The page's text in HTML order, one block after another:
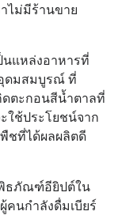
ไม่มีร้านขาย
นแหล่งอาหารที่
ดมสมบูรณ์ ที่
ตะกอนสีน้ำตาลที่
ใช้ประโยชน์จาก
ชที่ได้ผลผลิตดี
ธภัณฑ์อียิปต์ใน
คนกำลังดื่มเบียร์